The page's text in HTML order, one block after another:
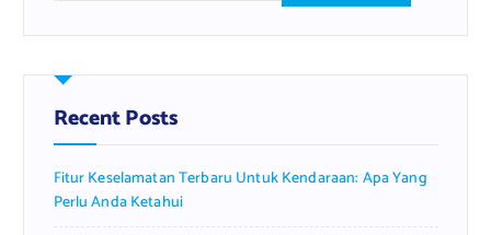
r
h
f
o
:
Recent Posts
Fitur Keselamatan Terbaru Untuk Kendaraan: Apa Yang
Perlu Anda Ketahui